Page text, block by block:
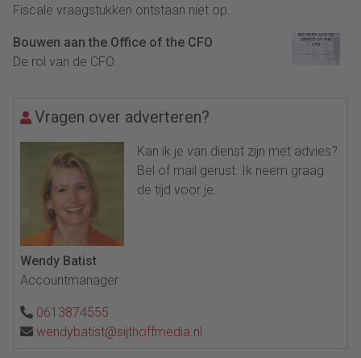
Fiscale vraagstukken ontstaan niet op...
Bouwen aan the Office of the CFO
De rol van de CFO...
Vragen over adverteren?
Kan ik je van dienst zijn met advies?
Bel of mail gerust. Ik neem graag
de tijd voor je.
Wendy Batist
Accountmanager
0613874555
wendybatist@sijthoffmedia.nl